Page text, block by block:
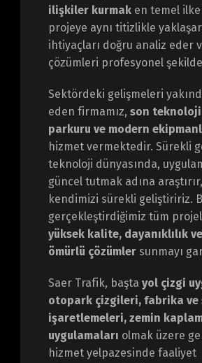
ilişkiler kurmaken temel
projeye aynı titizlikle
ihtiyaçları doğru analiz eder
çözümleri profesyonel
Sektördeki gelişmeleri
eden firmamız, son
parkuru ve modern
hizmet vermektedir. Sürekli
teknoloji dünyasında,
güncel tutmak adına
kendimizi sürekli geliştiririz.
gerçekleştirdiğimiz tüm
yüksek kalite, dayanıklılık
ömürlü çözümlersunmayı
Saer Trafik, başta yol çizgi
otopark çizgileri, fabrika ve
işaretlemeleri, zemin
uygulamaları olmak üzere
hizmet yelpazesinde faaliyet